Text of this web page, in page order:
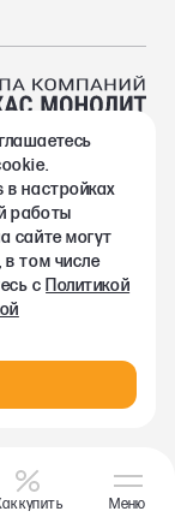
материалов
сайте, носит
при каких
купить Меню
в настройках
работы
сайте могут
в том числе
с Политикой